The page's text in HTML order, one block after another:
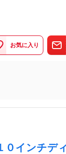
お気に入り